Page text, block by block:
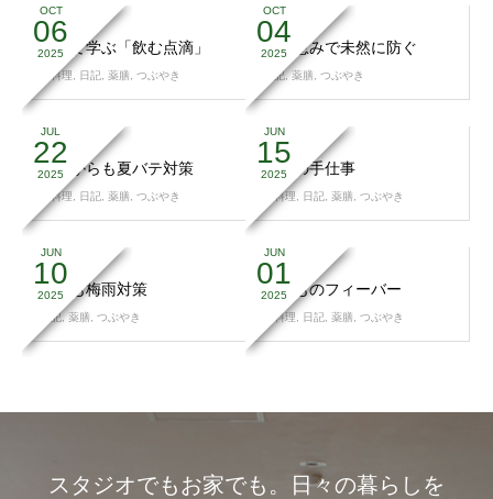
OCT
06
2025
改めて学ぶ「飲む点滴」
お料理 日記 薬膳 つぶやき
OCT
04
2025
旬の恵みで未然に防ぐ
日記,薬膳 つぶやき
JUL
22
2025
内側からも夏バテ対策
お料理 日記 薬膳 つぶやき
JUN
15
2025
初夏の手仕事
お料理 日記 薬膳 つぶやき
JUN
10
2025
身体も梅雨対策
日記,薬膳 つぶやき
JUN
01
2025
腫れものフィーバー
お料理 日記 薬膳 つぶやき
スタジオでもお家でも。日々の暮らしを